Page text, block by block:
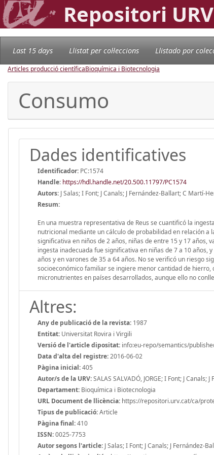
Repositori URV
Last 15 days Llistat per col·leccions Llistado por
Articles producció científicaBioquímica i Biotecnologia
Consumo
Dades identificatives
Identificador: PC:1574
Handle: https://hdl.handle.net/20.500.11797/PC1574
Autors: J Salas; I Font; J Canals; J Fernández-Ballart; C Martí-
Resum:
En una muestra representativa de Reus se cuantificó la
nutricional mediante un cálculo de probabilidad en relación a
significativa en niños de 2 años, niñas de entre 15 y 17 años,
ingesta inadecuada fue significativa en niñas de 7 a 10 años,
años y en varones de 35 a 64 años. No se verificó un riesgo
socioeconómico familiar se ingiere menor cantidad de
micronutrientes en países desarrollados, aunque ello no
Altres:
Any de publicació de la revista: 1987
Entitat: Universitat Rovira i Virgili
Versió de l'article dipositat: info:eu-repo/semantics/
Data d'alta del registre:2016-06-02
Pàgina inicial:405
Autor/s de la URV:SALAS SALVADÓ, JORGE; I Font; J
Departament: Bioquímica i Biotecnologia
URL Document de llicència: https://repositori.urv.cat/ca/
Tipus de publicació:Article
Pàgina final:410
ISSN:0025-7753
Autor segons l'article: J Salas; I Font; J Canals; J Fernández-